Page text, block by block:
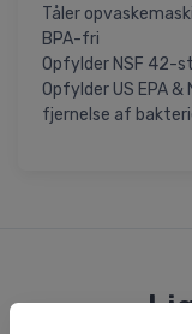
Tåler
BPA-fri
Opfylder NSF 42-
Opfylder US EPA
fjernelse af